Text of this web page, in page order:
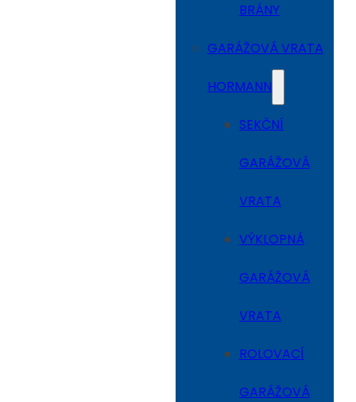
BRÁNY
GARÁŽOVÁ VRATA
HORMANN
SEKČNÍ
GARÁŽOVÁ
VRATA
VÝKLOPNÁ
GARÁŽOVÁ
VRATA
ROLOVACÍ
GARÁŽOVÁ